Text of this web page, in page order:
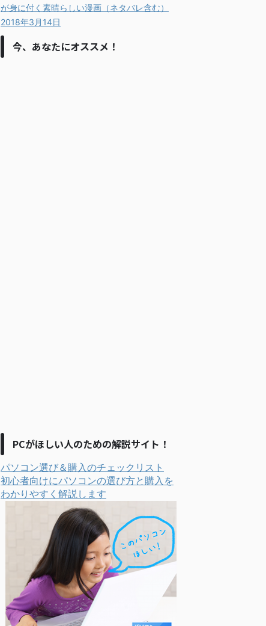
が身に付く素晴らしい漫画（ネタバレ含む）
2018年3月14日
今、あなたにオススメ！
PCがほしい人のための解説サイト！
パソコン選び＆購入のチェックリスト
初心者向けにパソコンの選び方と購入を
わかりやすく解説します